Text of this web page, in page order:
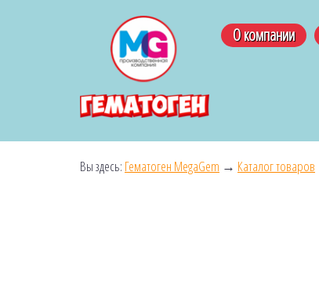
О компании
Вы здесь: Гематоген MegaGem → Каталог товаров